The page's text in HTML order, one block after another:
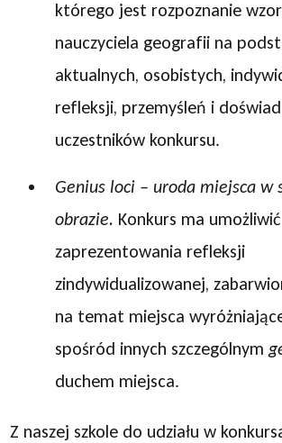
którego jest rozpoznanie
nauczyciela geografii na
aktualnych, osobistych,
refleksji, przemyśleń i
uczestników konkursu.
Genius loci – uroda miejsca w
obrazie. Konkurs ma umożliwić
zaprezentowania refleksji
zindywidualizowanej,
na temat miejsca
spośród innych szczególnym
duchem miejsca.
Z naszej szkole do udziału w